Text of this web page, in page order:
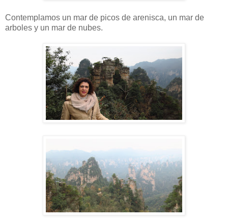
Contemplamos un mar de picos de arenisca, un mar de
arboles y un mar de nubes.